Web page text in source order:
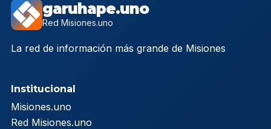
garuhape.uno
Red Misiones.uno
La red de información más grande de Misiones
Institucional
Misiones.uno
Red Misiones.uno